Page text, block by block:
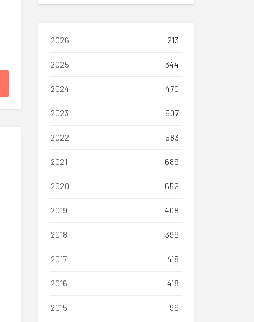
2026 213
2025 344
2024 470
2023 507
2022 583
2021 689
2020 652
2019 408
2018 399
2017 418
2016 418
2015 99